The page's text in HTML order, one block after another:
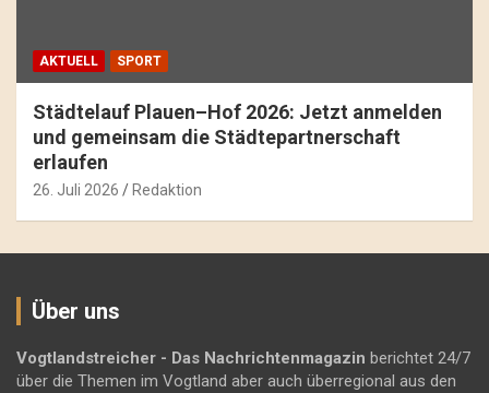
AKTUELL SPORT
Städtelauf Plauen–Hof 2026: Jetzt anmelden
und gemeinsam die Städtepartnerschaft
erlaufen
26. Juli 2026 Redaktion
Über uns
Vogtlandstreicher - Das Nachrichtenmagazin berichtet 24/7
über die Themen im Vogtland aber auch überregional aus den